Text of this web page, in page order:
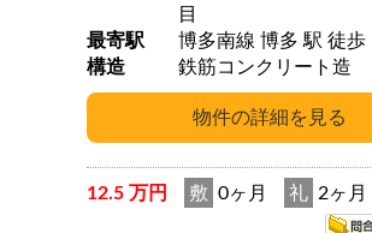
目
最寄駅
構造
鉄筋コンクリート造
12.5 万円 敷 0ヶ月 礼 2ヶ月